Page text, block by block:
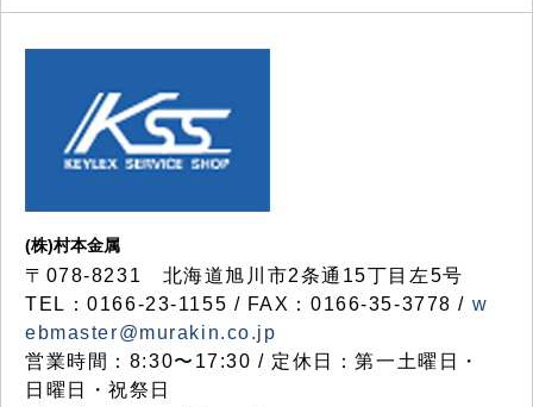
(株)村本金属
〒078-8231 北海道旭川市2条通15丁目左5号
TEL：0166-23-1155 / FAX：0166-35-3778 / w
ebmaster@murakin.co.jp
営業時間：8:30〜17:30 / 定休日：第一土曜日・
日曜日・祝祭日